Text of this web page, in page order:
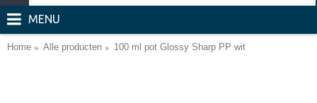
MENU
Home Alle producten 100 ml pot Glossy Sharp PP wit